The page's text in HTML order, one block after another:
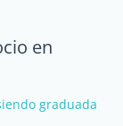
en
graduada